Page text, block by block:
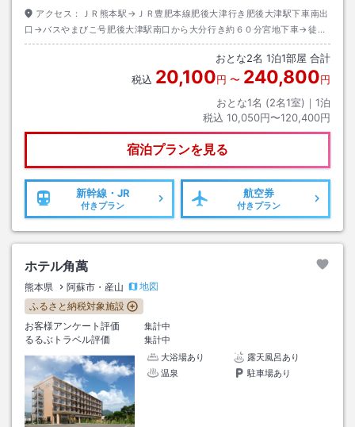
アクセス：
ＪＲ熊本駅→ＪＲ豊肥本線肥後大津行き肥後大津駅下車南出
口→バスやまびこ号肥後大津駅南口から大分行き約６０分宮地下車→徒歩
約３０分またはタクシー約５分
おとな2名 1泊1部屋 合計
税込 20,100円 〜 240,800円
おとな1名 (2名1室)｜ 1泊
税込 10,050円〜120,400円
宿泊プランを見る
新幹線・JR
付きプラン
航空券
付きプラン
ホテル角萬
熊本県 阿蘇市・産山
地図
ふるさと納税対象施設
お客様アンケート評価
集計中
るるぶトラベル評価
集計中
大浴場あり
露天風呂あり
温泉
駐車場あり